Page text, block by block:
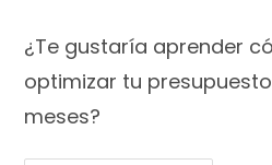
¿Te gustaría aprender
optimizar tu
meses?